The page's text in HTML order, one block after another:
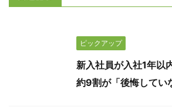
ピックアップ
新入社員が入社1年以
約9割が「後悔してい